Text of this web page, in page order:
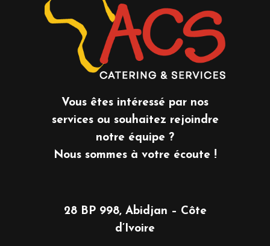
Vous êtes intéressé par nos
services ou souhaitez rejoindre
notre équipe ?
Nous sommes à votre écoute !
28 BP 998, Abidjan – Côte
d’Ivoire